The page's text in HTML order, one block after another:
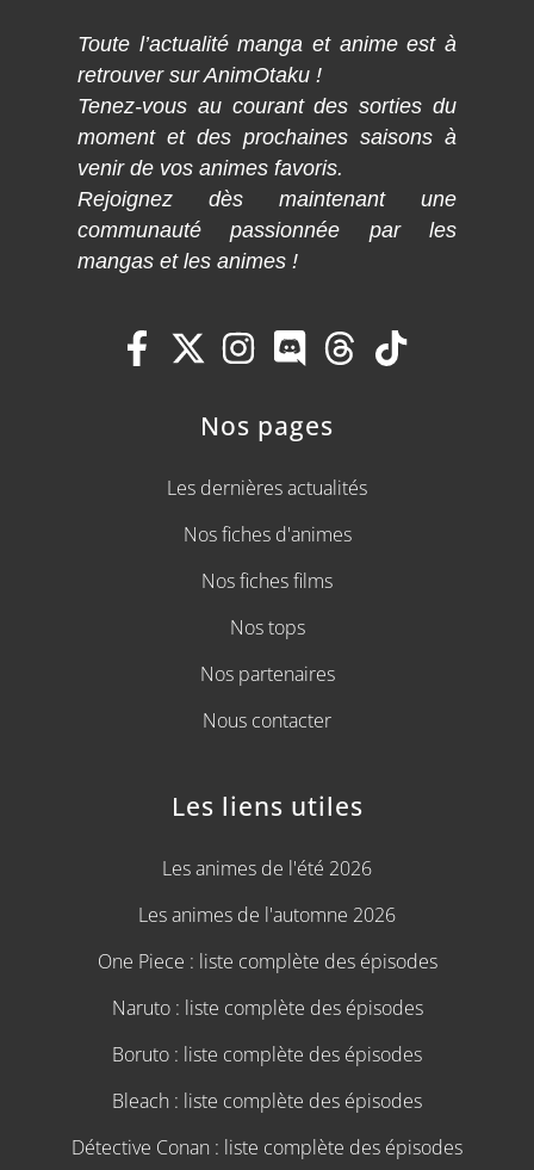
Toute l’actualité manga et anime est à
retrouver sur AnimOtaku !
Tenez-vous au courant des sorties du
moment et des prochaines saisons à
venir de vos animes favoris.
Rejoignez dès maintenant une
communauté passionnée par les
mangas et les animes !
Nos pages
Les dernières actualités
Nos fiches d'animes
Nos fiches films
Nos tops
Nos partenaires
Nous contacter
Les liens utiles
Les animes de l'été 2026
Les animes de l'automne 2026
One Piece : liste complète des épisodes
Naruto : liste complète des épisodes
Boruto : liste complète des épisodes
Bleach : liste complète des épisodes
Détective Conan : liste complète des épisodes